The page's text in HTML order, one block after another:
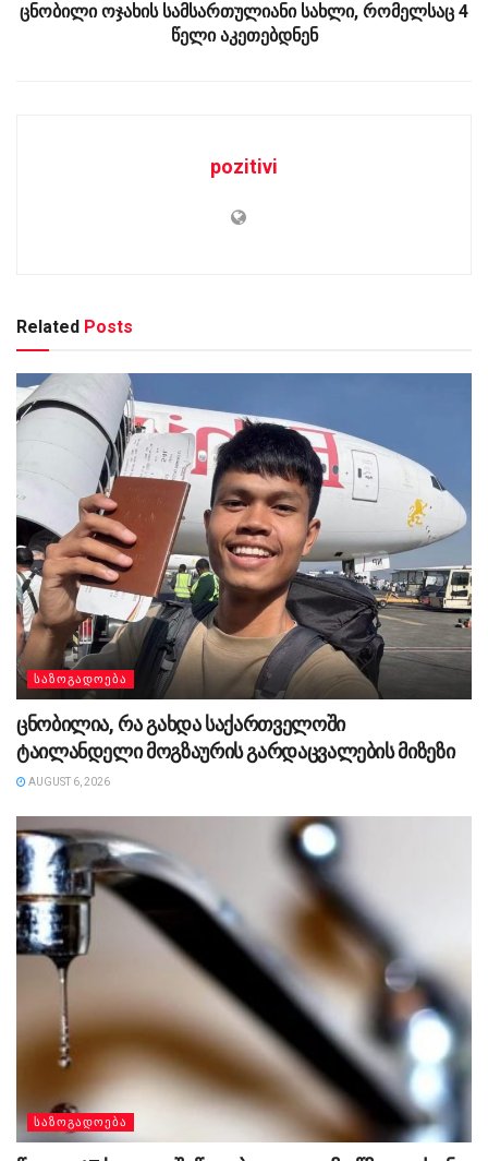
ცნობილი ოჯახის სამსართულიანი სახლი, რომელსაც 4
წელი აკეთებდნენ
pozitivi
Related Posts
ᲡᲐᲖᲝᲒᲐᲓᲝᲔᲑᲐ
ცნობილია, რა გახდა საქართველოში
ტაილანდელი მოგზაურის გარდაცვალების მიზეზი
AUGUST 6, 2026
ᲡᲐᲖᲝᲒᲐᲓᲝᲔᲑᲐ